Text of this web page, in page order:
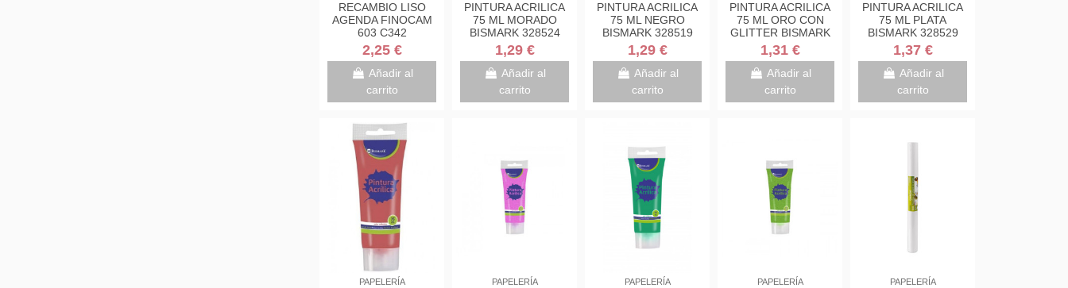
RECAMBIO LISO
AGENDA FINOCAM
603 C342
2,25 €
Añadir al
carrito
PINTURA ACRILICA
75 ML MORADO
BISMARK 328524
1,29 €
Añadir al
carrito
PINTURA ACRILICA
75 ML NEGRO
BISMARK 328519
1,29 €
Añadir al
carrito
PINTURA ACRILICA
75 ML ORO CON
GLITTER BISMARK
328672
1,31 €
Añadir al
carrito
PINTURA ACRILICA
75 ML PLATA
BISMARK 328529
1,37 €
Añadir al
carrito
PAPELERÍA PAPELERÍA PAPELERÍA PAPELERÍA PAPELERÍA